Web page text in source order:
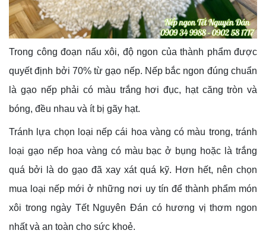
Trong công đoạn nấu xôi, độ ngon của thành phẩm được
quyết định bởi 70% từ gạo nếp. Nếp bắc ngon đúng chuẩn
là gạo nếp phải có màu trắng hơi đục, hạt căng tròn và
bóng, đều nhau và ít bị gãy hạt.
Tránh lựa chọn loại nếp cái hoa vàng có màu trong, tránh
loại gạo nếp hoa vàng có màu bạc ở bụng hoặc là trắng
quá bởi là do gạo đã xay xát quá kỹ. Hơn hết, nên chọn
mua loại nếp mới ở những nơi uy tín để thành phẩm món
xôi trong ngày Tết Nguyên Đán có hương vị thơm ngon
nhất và an toàn cho sức khoẻ.